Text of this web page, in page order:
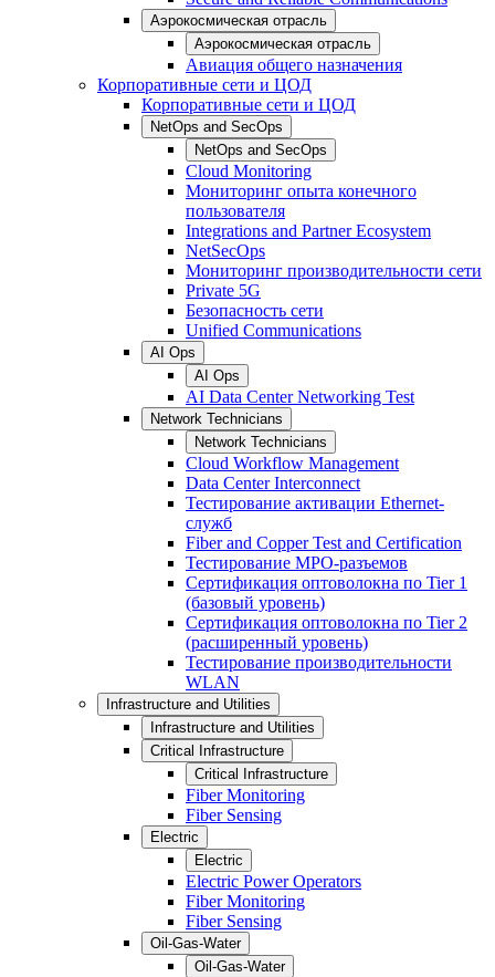
Аэрокосмическая отрасль
Аэрокосмическая отрасль
Авиация общего назначения
Корпоративные сети и ЦОД
Корпоративные сети и ЦОД
NetOps and SecOps
NetOps and SecOps
Cloud Monitoring
Мониторинг опыта конечного
пользователя
Integrations and Partner Ecosystem
NetSecOps
Мониторинг производительности сети
Private 5G
Безопасность сети
Unified Communications
AI Ops
AI Ops
AI Data Center Networking Test
Network Technicians
Network Technicians
Cloud Workflow Management
Data Center Interconnect
Тестирование активации Ethernet-
служб
Fiber and Copper Test and Certification
Тестирование МРО-разъемов
Сертификация оптоволокна по Tier 1
(базовый уровень)
Сертификация оптоволокна по Tier 2
(расширенный уровень)
Тестирование производительности
WLAN
Infrastructure and Utilities
Infrastructure and Utilities
Critical Infrastructure
Critical Infrastructure
Fiber Monitoring
Fiber Sensing
Electric
Electric
Electric Power Operators
Fiber Monitoring
Fiber Sensing
Oil-Gas-Water
Oil-Gas-Water